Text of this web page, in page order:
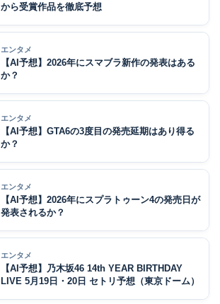
から受賞作品を徹底予想
エンタメ
【AI予想】2026年にスマブラ新作の発表はある
か？
エンタメ
【AI予想】GTA6の3度目の発売延期はあり得る
か？
エンタメ
【AI予想】2026年にスプラトゥーン4の発売日が
発表されるか？
エンタメ
【AI予想】乃木坂46 14th YEAR BIRTHDAY
LIVE 5月19日・20日 セトリ予想（東京ドーム）